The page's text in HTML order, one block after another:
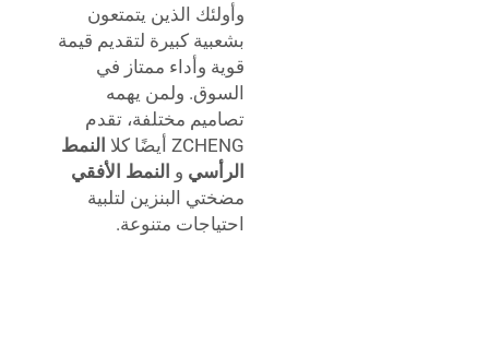
وأولئك الذين يتمتعون
بشعبية كبيرة لتقديم قيمة
قوية وأداء ممتاز في
السوق. ولمن يهمه
تصاميم مختلفة، تقدم
ZCHENG أيضًا كلا
النمط
الرأسي و النمط الأفقي
مضختي البنزين لتلبية
احتياجات متنوعة.